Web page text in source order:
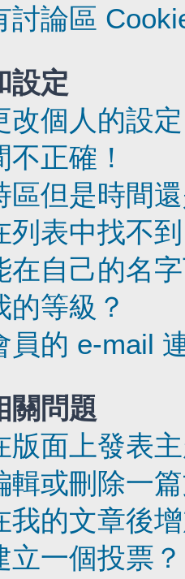
討論區
設定
改個人的設
正確！
區但是時間
列表中找不
在自己的名
的等級？
員的 e-mail
關問題
版面上發表
輯或刪除一
我的文章後
立一個投票？